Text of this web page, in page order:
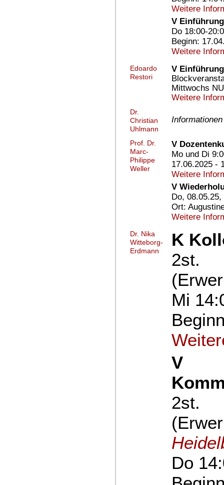
Weitere
V
Do 18:00-
Beginn:
Weitere
Edoardo
Restori
V
Mittwochs
Weitere
Dr.
Christian
Uhlmann
Prof. Dr.
Marc-
Philippe
Weller
V
Mo und Di
17.06.2025 -
Weitere
V
Do,
Ort:
Weitere
Dr. Nika
Witteborg-
Erdmann
K
2st.
Mi
V
2st.
Do